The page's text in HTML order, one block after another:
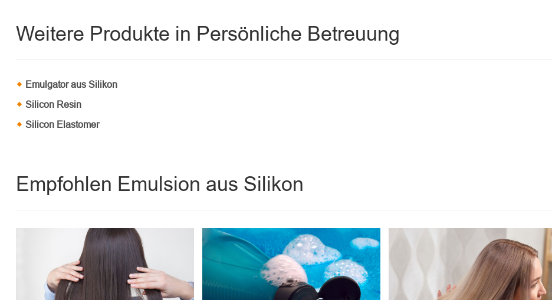
Weitere Produkte in Persönliche Betreuung
Emulgator aus Silikon
Silicon Resin
Silicon Elastomer
Empfohlen Emulsion aus Silikon